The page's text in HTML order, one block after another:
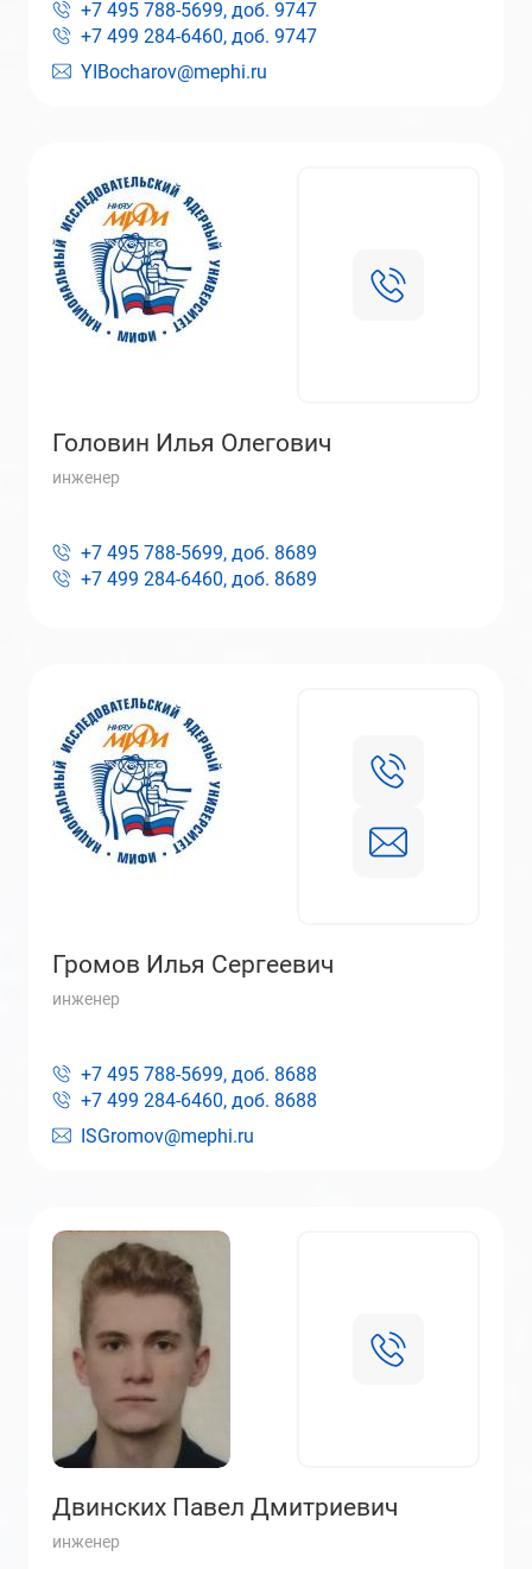
YIBocharov@mephi.ru
+7 495 788-5699, доб. 9747
+7 499 284-6460, доб. 9747
Головин Илья Олегович
инженер
+7 495 788-5699, доб. 8689
+7 499 284-6460, доб. 8689
Громов Илья Сергеевич
инженер
ISGromov@mephi.ru
+7 495 788-5699, доб. 8688
+7 499 284-6460, доб. 8688
Двинских Павел Дмитриевич
инженер